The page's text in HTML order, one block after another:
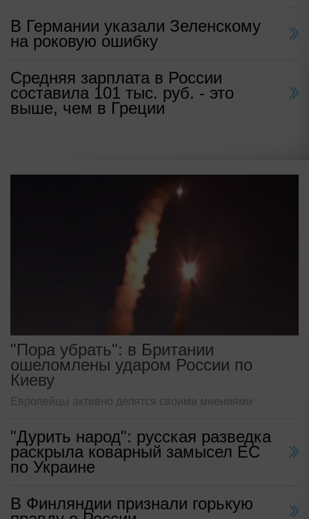
В Германии указали Зеленскому
на роковую ошибку
Средняя зарплата в России
составила 101 тыс. руб. - это
выше, чем в Греции
"Пора убрать": в Британии
ошеломлены ударом России по
Киеву
Европейцы активно делятся своими мнениями
"Дурить народ": русская разведка
раскрыла коварный замысел ЕС
по Украине
В Финляндии признали горькую